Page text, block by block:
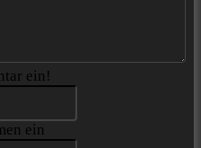
ein!
ein